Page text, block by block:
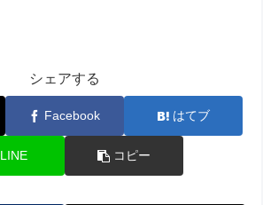
シェアする
Facebook はてブ
LINE コピー